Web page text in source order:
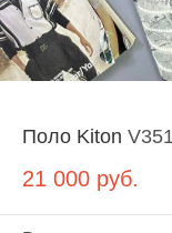
Поло Kiton
21 000 руб.